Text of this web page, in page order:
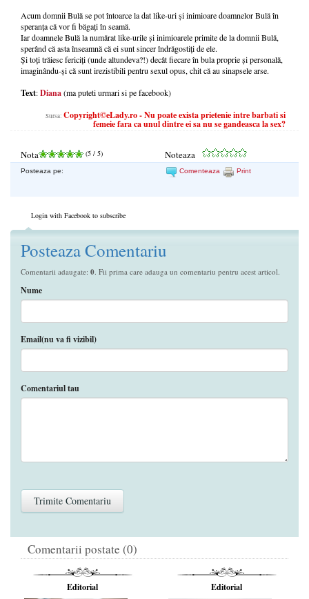
Acum domnii Bulă se pot întoarce la dat like-uri și inimioare doamnelor Bulă în
speranța că vor fi băgați în seamă.
Iar doamnele Bulă la numărat like-urile și inimioarele primite de la domnii Bulă,
sperând că asta înseamnă că ei sunt sincer îndrăgostiți de ele.
Și toți trăiesc fericiți (unde altundeva?!) decât fiecare în bula proprie și personală,
imaginându-și că sunt irezistibili pentru sexul opus, chit că au sinapsele arse.
Text:Diana(ma puteti urmari si pe facebook)
Sursa: Copyright©eLady.ro - Nu poate exista prietenie intre barbati si
femeie fara ca unul dintre ei sa nu se gandeasca la sex?
Nota (5 / 5) Noteaza
Posteaza pe: Comenteaza Print
Login with Facebook to subscribe
Posteaza Comentariu
Comentarii adaugate: 0. Fii prima care adauga un comentariu pentru acest articol.
Nume
Email(nu va fi vizibil)
Comentariul tau
Comentarii postate (0)
Editorial Editorial